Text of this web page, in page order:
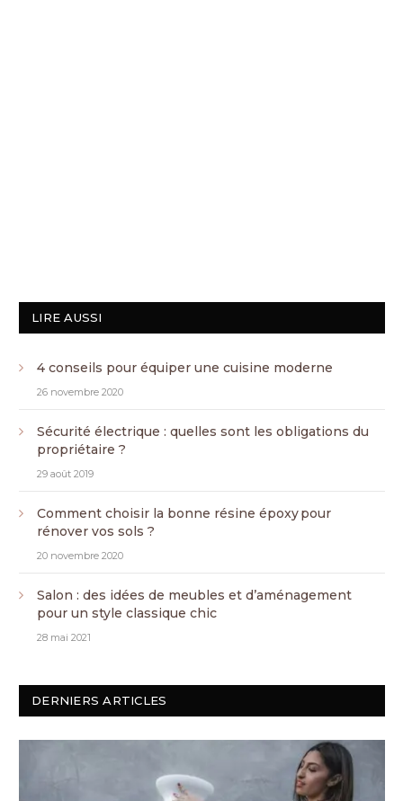
LIRE AUSSI
4 conseils pour équiper une cuisine moderne
26 novembre 2020
Sécurité électrique : quelles sont les obligations du
propriétaire ?
29 août 2019
Comment choisir la bonne résine époxy pour
rénover vos sols ?
20 novembre 2020
Salon : des idées de meubles et d’aménagement
pour un style classique chic
28 mai 2021
DERNIERS ARTICLES